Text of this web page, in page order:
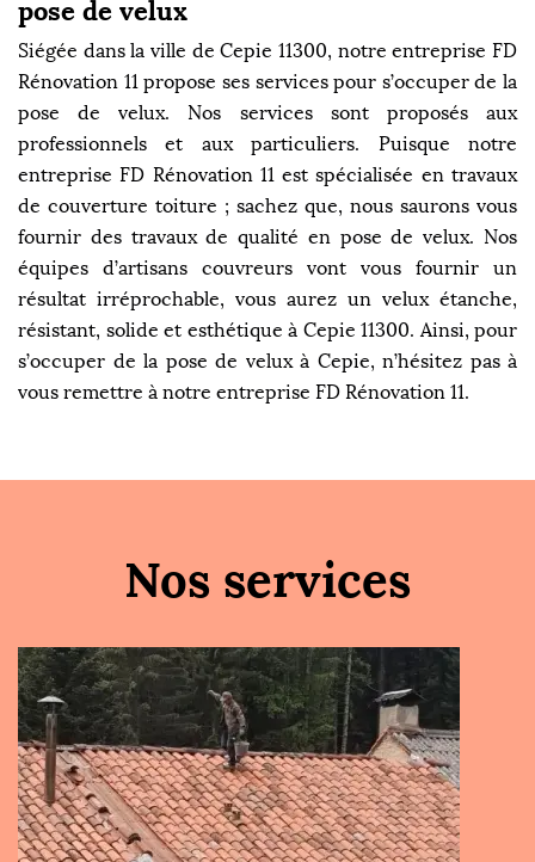
pose de velux
Siégée dans la ville de Cepie 11300, notre entreprise FD
Rénovation 11 propose ses services pour s’occuper de la
pose de velux. Nos services sont proposés aux
professionnels et aux particuliers. Puisque notre
entreprise FD Rénovation 11 est spécialisée en travaux
de couverture toiture ; sachez que, nous saurons vous
fournir des travaux de qualité en pose de velux. Nos
équipes d’artisans couvreurs vont vous fournir un
résultat irréprochable, vous aurez un velux étanche,
résistant, solide et esthétique à Cepie 11300. Ainsi, pour
s’occuper de la pose de velux à Cepie, n’hésitez pas à
vous remettre à notre entreprise FD Rénovation 11.
Nos services